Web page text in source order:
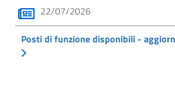
22/07/2026
Posti di funzione disponibili -